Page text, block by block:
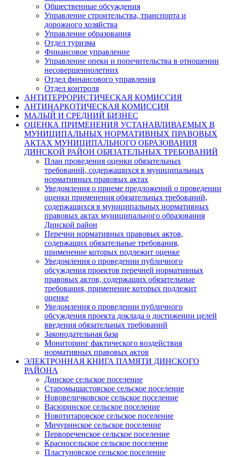
Общественные обсуждения
Управление строительства, транспорта и
дорожного хозяйства
Управление образования
Отдел туризма
Финансовое управление
Управление опеки и попечительства в отношении
несовершеннолетних
Отдел финансового управления
Отдел контроля
АНТИТЕРРОРИСТИЧЕСКАЯ КОМИССИЯ
АНТИНАРКОТИЧЕСКАЯ КОМИССИЯ
МАЛЫЙ И СРЕДНИЙ БИЗНЕС
ОЦЕНКА ПРИМЕНЕНИЯ УСТАНАВЛИВАЕМЫХ В
МУНИЦИПАЛЬНЫХ НОРМАТИВНЫХ ПРАВОВЫХ
АКТАХ МУНИЦИПАЛЬНОГО ОБРАЗОВАНИЯ
ДИНСКОЙ РАЙОН ОБЯЗАТЕЛЬНЫХ ТРЕБОВАНИЙ
План проведения оценки обязательных
требований, содержащихся в муниципальных
нормативных правовых актах
Уведомления о приеме предложений о проведении
оценки применения обязательных требований,
содержащихся в муниципальных нормативных
правовых актах муниципального образования
Динской район
Перечни нормативных правовых актов,
содержащих обязательные требования,
применение которых подлежит оценке
Уведомления о проведении публичного
обсуждения проектов перечней нормативных
правовых актов, содержащих обязательные
требования, применение которых подлежит
оценке
Уведомления о проведении публичного
обсуждения проекта доклада о достижении целей
введения обязательных требований
Законодательная база
Мониторинг фактического воздействия
нормативных правовых актов
ЭЛЕКТРОННАЯ КНИГА ПАМЯТИ ДИНСКОГО
РАЙОНА
Динское сельское поселение
Старомышастовское сельское поселение
Нововеличковское сельское поселение
Васюринское сельское поселение
Новотитаровское сельское поселение
Мичуринское сельское поселение
Первореченское сельское поселение
Красносельское сельское поселение
Пластуновское сельское поселение